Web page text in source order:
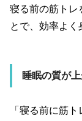
寝る前の筋トレ
とで、効率よく
睡眠の質が
「寝る前に筋